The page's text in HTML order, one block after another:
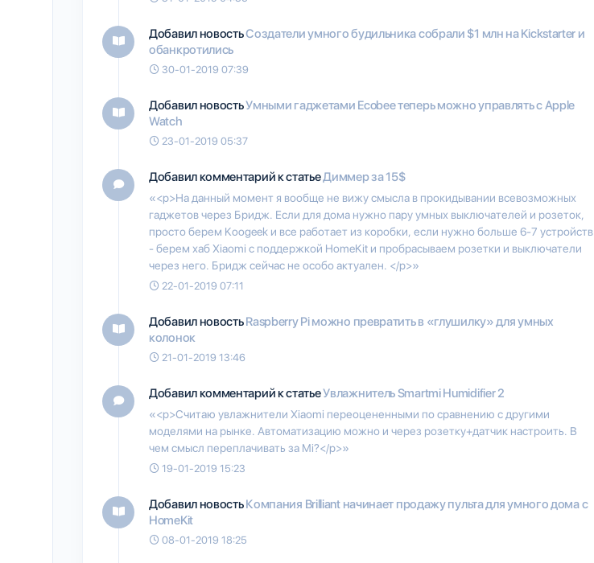
Добавил новостьСоздатели умного будильника собрали $1 млн на Kickstarter и
обанкротились
30-01-2019 07:39
Добавил новостьУмными гаджетами Ecobee теперь можно управлять с Apple
Watch
23-01-2019 05:37
Добавил комментарий к статьеДиммер за 15$
«<p>На данный момент я вообще не вижу смысла в прокидывании всевозможных
гаджетов через Бридж. Если для дома нужно пару умных выключателей и розеток,
просто берем Koogeek и все работает из коробки, если нужно больше 6-7 устройств
- берем хаб Xiaomi с поддержкой HomeKit и пробрасываем розетки и выключатели
через него. Бридж сейчас не особо актуален. </p>»
22-01-2019 07:11
Добавил новостьRaspberry Pi можно превратить в «глушилку» для умных
колонок
21-01-2019 13:46
Добавил комментарий к статьеУвлажнитель Smartmi Humidifier 2
«<p>Считаю увлажнители Xiaomi переоцененными по сравнению с другими
моделями на рынке. Автоматизацию можно и через розетку+датчик настроить. В
чем смысл переплачивать за Mi?</p>»
19-01-2019 15:23
Добавил новостьКомпания Brilliant начинает продажу пульта для умного дома с
HomeKit
08-01-2019 18:25